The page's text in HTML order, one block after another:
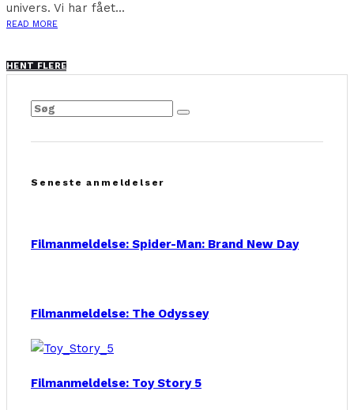
univers. Vi har fået...
READ MORE
HENT FLERE
Seneste anmeldelser
Filmanmeldelse: Spider-Man: Brand New Day
Filmanmeldelse: The Odyssey
Filmanmeldelse: Toy Story 5